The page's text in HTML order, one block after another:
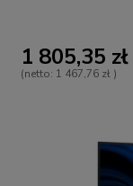
1 805,35 zł
(netto: 1 467,76 zł )